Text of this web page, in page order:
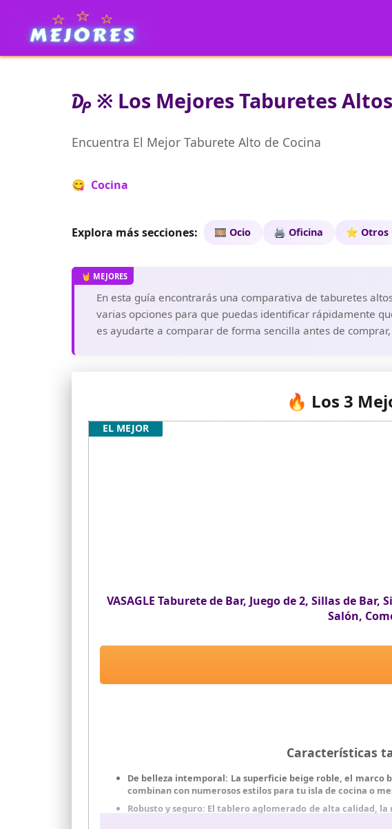
₯ ※ Los Mejores Taburetes
Encuentra El Mejor Taburete Alto de Cocina
😋 Cocina
Explora más secciones: 🎞️ Ocio 🖨️ Oficina ⭐ Otros
En esta guía encontrarás una comparativa de taburetes
varias opciones para que puedas identificar rápidamente
es ayudarte a comparar de forma sencilla antes de
🔥 Los 3
VASAGLE Taburete de Bar, Juego de 2, Sillas de
Salón,
EL MEJOR
Características
De belleza intemporal: La superficie beige roble, el
combinan con numerosos estilos para tu isla de cocina o
Robusto y seguro: El tablero aglomerado de alta calidad,